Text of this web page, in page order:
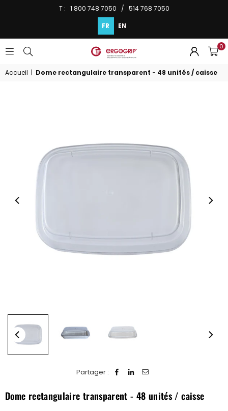
T : 1 800 748 7050 / 514 768 7050
FR EN
ERGOGRIP
INC.
0
Accueil | Dome rectangulaire transparent - 48 unités / caisse
Partager :
Dome rectangulaire transparent - 48 unités / caisse